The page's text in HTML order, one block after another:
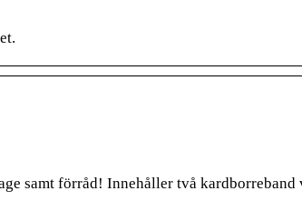
samt förråd! Innehåller två